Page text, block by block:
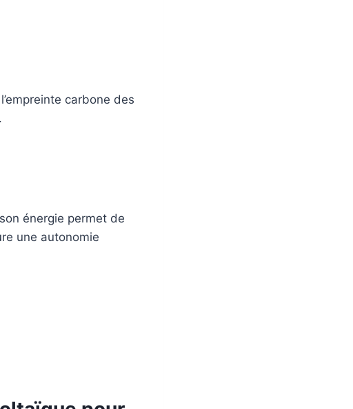
carbone des
énergie permet de
une autonomie